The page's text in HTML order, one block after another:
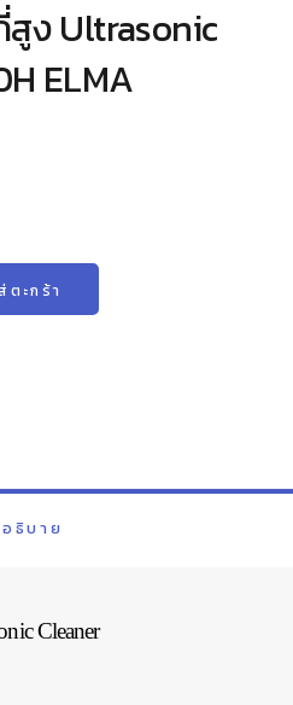
สูง Ultrasonic
ELMA
ตะกร้า
อธิบาย
Cleaner